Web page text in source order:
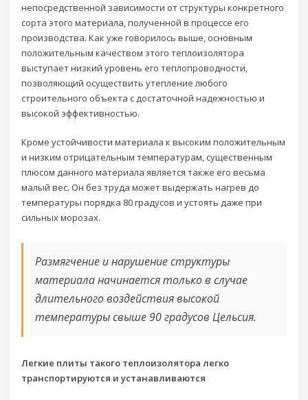
непосредственной зависимости от структуры конкретного
сорта этого материала, полученной в процессе его
производства. Как уже говорилось выше, основным
положительным качеством этого теплоизолятора
выступает низкий уровень его теплопроводности,
позволяющий осуществить утепление любого
строительного объекта с достаточной надежностью и
высокой эффективностью.
Кроме устойчивости материала к высоким положительным
и низким отрицательным температурам, существенным
плюсом данного материала является также его весьма
малый вес. Он без труда может выдержать нагрев до
температуры порядка 80 градусов и устоять даже при
сильных морозах.
Размягчение и нарушение структуры
материала начинается только в случае
длительного воздействия высокой
температуры свыше 90 градусов Цельсия.
Легкие плиты такого теплоизолятора легко
транспортируются и устанавливаются